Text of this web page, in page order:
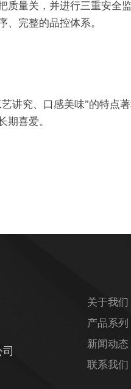
质量关，并进行三重安全
、完整的品控体系。
艺讲究、口感美味”的特点
期喜爱。
关于我们
产品系列
新闻动态
联系我们